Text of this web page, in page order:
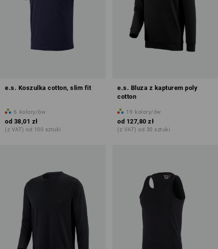
e.s. Koszulka cotton, slim fit
6 kolory/ów
od 38,01 zł
(z VAT) od 100 sztuki
e.s. Bluza z kapturem poly
cotton
19 kolory/ów
od 127,80 zł
(z VAT) od 30 sztuki